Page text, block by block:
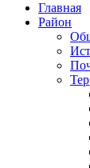
Главная
Район